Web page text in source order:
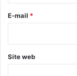
p
d
e
E-mail *
Site web